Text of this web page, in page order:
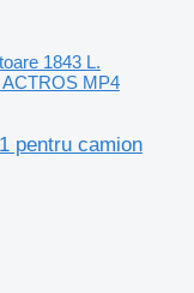
1843 L.
MP4
pentru camion